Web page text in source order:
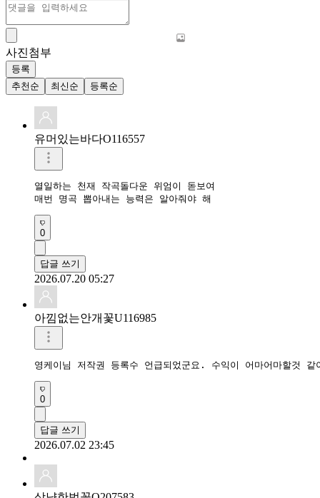
사진첨부
등록
추천순
최신순 등록순
유머있는바다O116557
열일하는 천재 작곡돌다운 위엄이 돋보여
매번 명곡 뽑아내는 능력은 알아줘야 해
0
답글 쓰기
2026.07.20 05:27
아낌없는안개꽃U116985
영케이님 저작권 등록수 언급되었군요. 수익이 어마어마할것
0
답글 쓰기
2026.07.02 23:45